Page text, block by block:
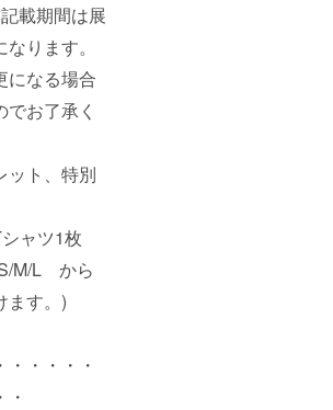
載期間は展
ります。
になる場合
でお了承く
ット、特別
ャツ1枚
M/L から
ます。)
・・・・・